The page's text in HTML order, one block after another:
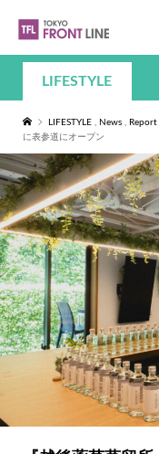
LIFESTYLE
LIFESTYLE , News , Report
に表参道にオープン